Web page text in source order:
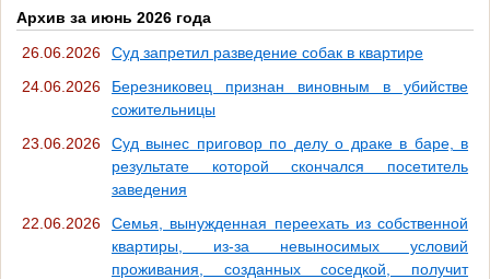
Архив за июнь 2026 года
26.06.2026
Суд запретил разведение собак в квартире
24.06.2026
Березниковец признан виновным в убийстве
сожительницы
23.06.2026
Суд вынес приговор по делу о драке в баре, в
результате которой скончался посетитель
заведения
22.06.2026
Семья, вынужденная переехать из собственной
квартиры, из-за невыносимых условий
проживания, созданных соседкой, получит